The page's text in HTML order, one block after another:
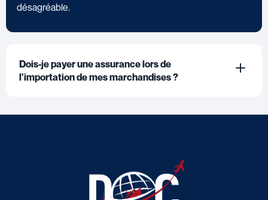
désagréable.
Dois-je payer une assurance lors de
l'importation de mes marchandises ?